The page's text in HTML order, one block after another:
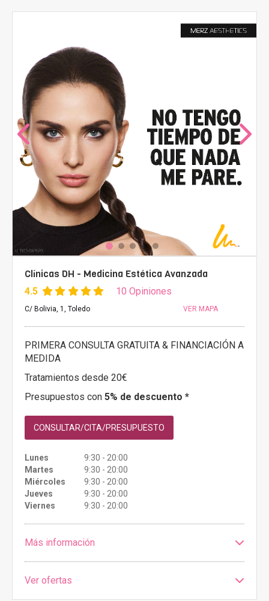
Clínicas DH - Medicina Estética Avanzada
4.5 10 Opiniones
C/ Bolivia, 1, Toledo VER MAPA
PRIMERA CONSULTA GRATUITA & FINANCIACIÓN A
MEDIDA
Tratamientos desde 20€
Presupuestos con 5% de descuento *
CONSULTAR/CITA/PRESUPUESTO
Lunes
9:30 - 20:00
Martes
9:30 - 20:00
Miércoles
9:30 - 20:00
Jueves
9:30 - 20:00
Viernes
9:30 - 20:00
Más información
Ver ofertas